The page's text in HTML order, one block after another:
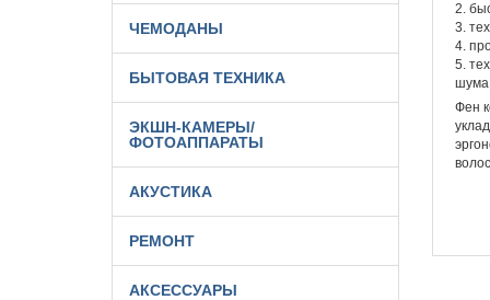
2.
3.
4.
5.
Фен
ЧЕМОДАНЫ
БЫТОВАЯ ТЕХНИКА
ЭКШН-КАМЕРЫ/
ФОТОАППАРАТЫ
АКУСТИКА
РЕМОНТ
АКСЕССУАРЫ